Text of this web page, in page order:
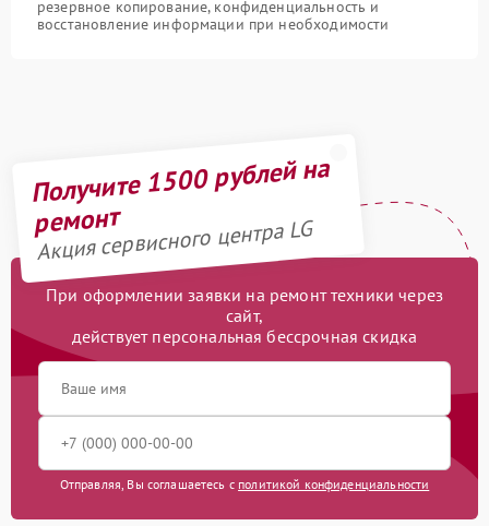
резервное копирование, конфиденциальность и
восстановление информации при необходимости
Получите 1500 рублей на
ремонт
Акция сервисного центра LG
При оформлении заявки на ремонт техники через
сайт,
действует персональная бессрочная скидка
Отправляя, Вы соглашаетесь с политикой конфиденциальности